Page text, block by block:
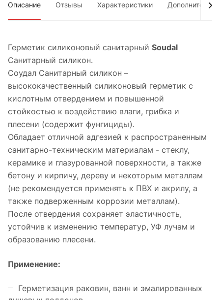
Описание Отзывы Характеристики Дополнительно
Герметик силиконовый санитарный Soudal
Санитарный силикон.
Соудал Санитарный силикон –
высококачественный силиконовый герметик c
кислотным отвердением и повышенной
стойкостью к воздействию влаги, грибка и
плесени (содержит фунгициды).
Обладает отличной адгезией к распространенным
санитарно-техническим материалам - стеклу,
керамике и глазурованной поверхности, а также
бетону и кирпичу, дереву и некоторым металлам
(не рекомендуется применять к ПВХ и акрилу, а
также подверженным коррозии металлам).
После отвердения сохраняет эластичность,
устойчив к изменению температур, УФ лучам и
образованию плесени.
Применение:
Герметизация раковин, ванн и эмалированных